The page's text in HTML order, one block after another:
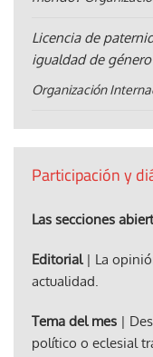
Licencia de
igualdad de género
Organización
Participación y
Las secciones
Editorial| La
actualidad.
Tema del mes |
político o eclesial